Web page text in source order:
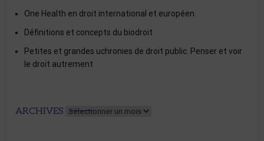
One Health en droit international et européen
Définitions et concepts du biodroit
Petites et grandes uchronies de droit public. Penser et voir
le droit autrement
ARCHIVES Archives